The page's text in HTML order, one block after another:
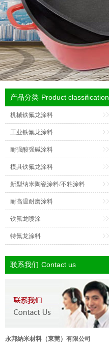
产品分类 Product classification
机械铁氟龙涂料
工业铁氟龙涂料
耐强酸强碱涂料
模具铁氟龙涂料
新型纳米陶瓷涂料/不粘涂料
耐高温耐磨涂料
铁氟龙喷涂
特氟龙涂料
联系我们 Contact us
永邦納米材料（東莞）有限公司